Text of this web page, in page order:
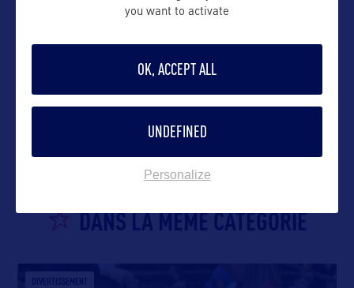
VOIR LE SITE
DANS LA MÊME CATEGORIE
DIVERTISSEMENT
you want to activate
OK, ACCEPT ALL
UNDEFINED
Personalize